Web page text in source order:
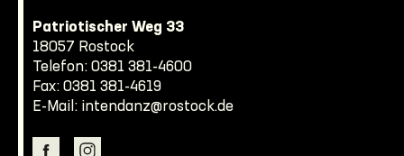
Patriotischer Weg 33
18057 Rostock
Telefon: 0381 381-4600
Fax: 0381 381-4619
E-Mail: intendanz@rostock.de